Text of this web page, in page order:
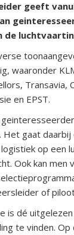
geeft
de
waaronder
Transavia,
en EPST.
Het gaat daarbij
op een
Ook kan men
of
is dé
te vinden. Op